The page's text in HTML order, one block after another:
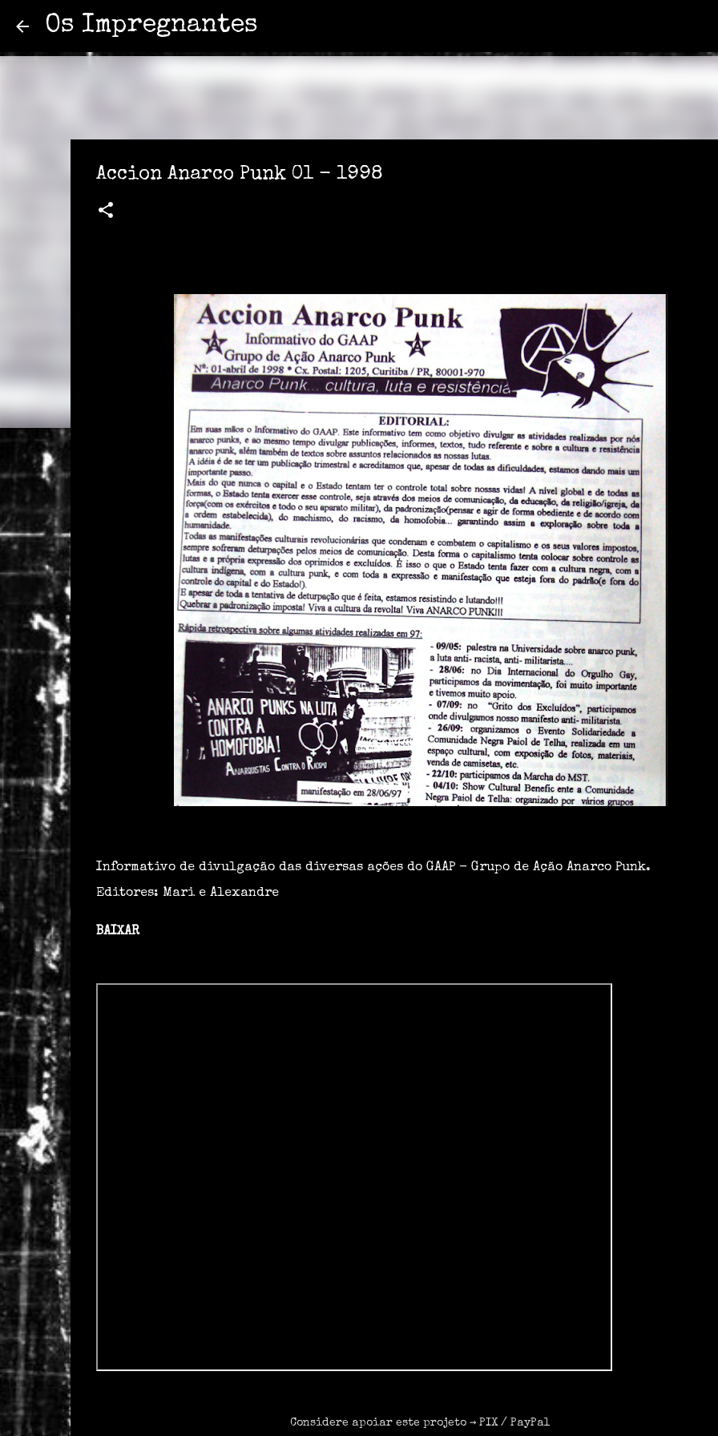
Os Impregnantes
Accion Anarco Punk 01 - 1998
Informativo de divulgação das diversas ações do GAAP - Grupo de Ação Anarco Punk.
Editores: Mari e Alexandre
BAIXAR
Considere apoiar este projeto → PIX/ PayPal